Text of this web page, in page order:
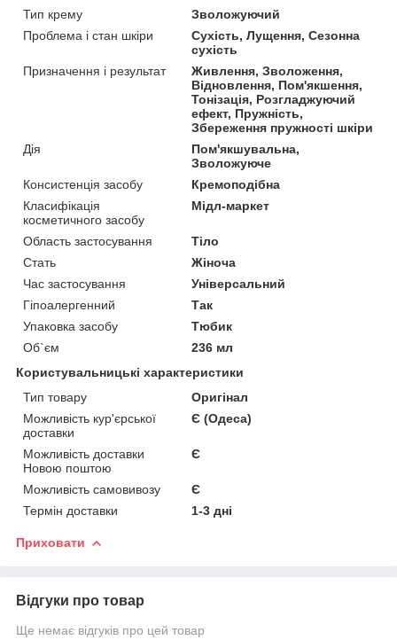
Тип крему
Зволожуючий
Проблема і стан шкіри
Сухість, Лущення, Сезонна
сухість
Призначення і результат
Живлення, Зволоження,
Відновлення, Пом'якшення,
Тонізація, Розгладжуючий
ефект, Пружність,
Збереження пружності шкіри
Дія
Пом'якшувальна,
Зволожуюче
Консистенція засобу
Кремоподібна
Класифікація
косметичного засобу
Мідл-маркет
Область застосування
Тіло
Стать
Жіноча
Час застосування
Універсальний
Гіпоалергенний
Так
Упаковка засобу
Тюбик
Об`єм
236 мл
Користувальницькі характеристики
Тип товару
Оригінал
Можливість кур'єрської
доставки
Є (Одеса)
Можливість доставки
Новою поштою
Є
Можливість самовивозу
Є
Термін доставки
1-3 дні
Приховати
Відгуки про товар
Ще немає відгуків про цей товар